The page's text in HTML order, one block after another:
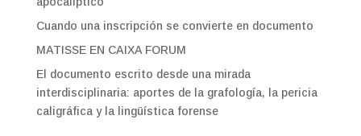
Cuando una inscripción se convierte en documento
MATISSE EN CAIXA FORUM
El documento escrito desde una mirada
interdisciplinaria: aportes de la grafología, la pericia
caligráfica y la lingüística forense